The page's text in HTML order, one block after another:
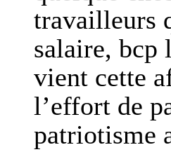
travailleurs
salaire, bcp
vient cette
l’effort de
patriotisme